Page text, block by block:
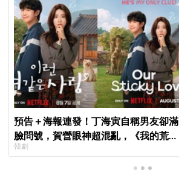
預告＋海報連發！丁海寅自稱男友卻滿
臉問號，賀營眼神超混亂，《我的荒糖
戀愛》定檔8月7日，還沒播就讓網友瘋
韓劇